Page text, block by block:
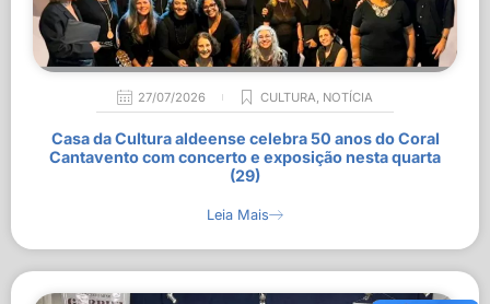
27/07/2026 CULTURA, NOTÍCIA
Casa da Cultura aldeense celebra 50 anos do Coral
Cantavento com concerto e exposição nesta quarta
(29)
Leia Mais